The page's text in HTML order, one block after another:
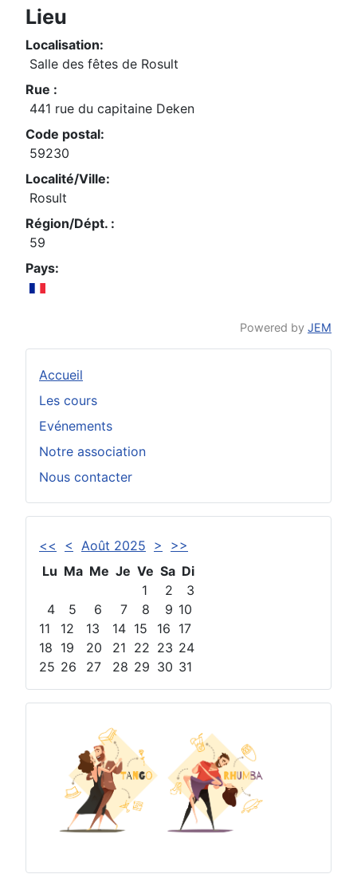
Accueil
Les cours
Evénements
Notre association
Nous contacter
<< < Août 2025 >
>>
Lu Ma Me Je Ve Sa Di
1
2
3
4
5 6 7 8 9 10
11
12 13 14 15 16 17
18 19 20 21 22 23 24
25 26 27 28 29 30 31
Lieu
Localisation:
Salle des fêtes de Rosult
Rue :
441 rue du capitaine Deken
Code postal:
59230
Localité/Ville:
Rosult
Région/Dépt. :
59
Pays:
Powered by JEM